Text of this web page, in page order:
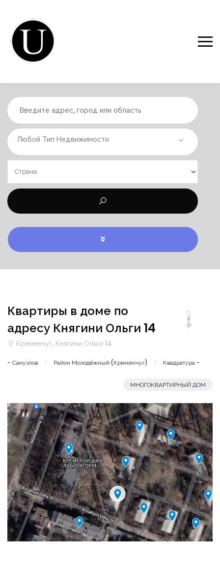
Любой Тип Недвижимости
Квартиры в доме по
адресу Княгини Ольги 14
Кременчуг, Княгини Ольги 14
- Санузлов Район Молодёжный (Кременчуг) Квадратура -
МНОГОКВАРТИРНЫЙ ДОМ